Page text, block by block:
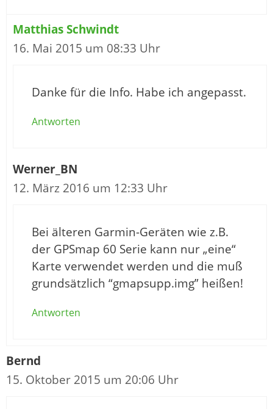
Matthias Schwindt
16. Mai 2015 um 08:33 Uhr
Danke für die Info. Habe ich angepasst.
Antworten
Werner_BN
12. März 2016 um 12:33 Uhr
Bei älteren Garmin-Geräten wie z.B.
der GPSmap 60 Serie kann nur „eine“
Karte verwendet werden und die muß
grundsätzlich “gmapsupp.img” heißen!
Antworten
Bernd
15. Oktober 2015 um 20:06 Uhr